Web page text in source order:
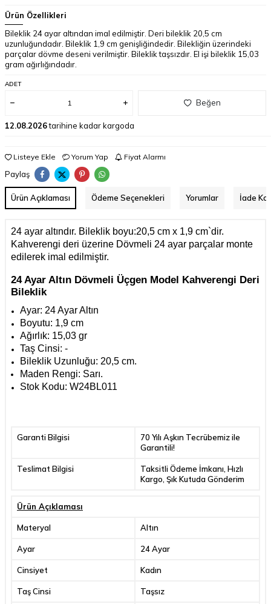
Ürün Özellikleri
Bileklik 24 ayar altından imal edilmiştir. Deri bileklik 20,5 cm
uzunluğundadır. Bileklik 1,9 cm genişliğindedir. Bilekliğin üzerindeki
parçalar dövme deseni verilmiştir. Bileklik taşsızdır. El işi bileklik 15,03
gram ağırlığındadır.
ADET
Beğen
12.08.2026tarihine kadar kargoda
Listeye Ekle Yorum Yap Fiyat Alarmı
Paylaş
Ürün Açıklaması Ödeme Seçenekleri Yorumlar İade
24 ayar altındır. Bileklik boyu:20,5 cm x 1,9 cm`dir.
Kahverengi deri üzerine Dövmeli 24 ayar parçalar monte
edilerek imal edilmiştir.
24 Ayar Altın Dövmeli Üçgen Model Kahverengi Deri
Bileklik
Ayar: 24 Ayar Altın
Boyutu: 1,9 cm
Ağırlık: 15,03 gr
Taş Cinsi: -
Bileklik Uzunluğu: 20,5 cm.
Maden Rengi: Sarı.
Stok Kodu: W24BL011
Garanti Bilgisi
70 Yılı Aşkın Tecrübemiz ile
Garantili!
Teslimat Bilgisi
Taksitli Ödeme İmkanı, Hızlı
Kargo, Şık Kutuda Gönderim
Ürün Açıklaması
Materyal Altın
Ayar 24 Ayar
Cinsiyet Kadın
Taş Cinsi Taşsız